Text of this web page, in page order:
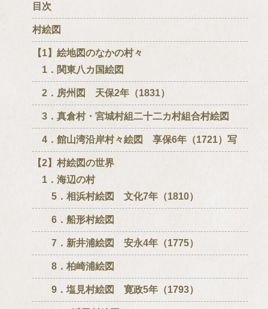
目次
村絵図
【1】絵地図のなかの村々
1．関東八カ国絵図
2．房州図 天保2年（1831）
3．真倉村・宮城村組二十二カ村組合村絵図
4．館山湾沿岸村々絵図 享保6年（1721）写
【2】村絵図の世界
1．海辺の村
5．相浜村絵図 文化7年（1810）
6．船形村絵図
7．新井浦絵図 安永4年（1775）
8．柏崎浦絵図
9．塩見村絵図 寛政5年（1793）